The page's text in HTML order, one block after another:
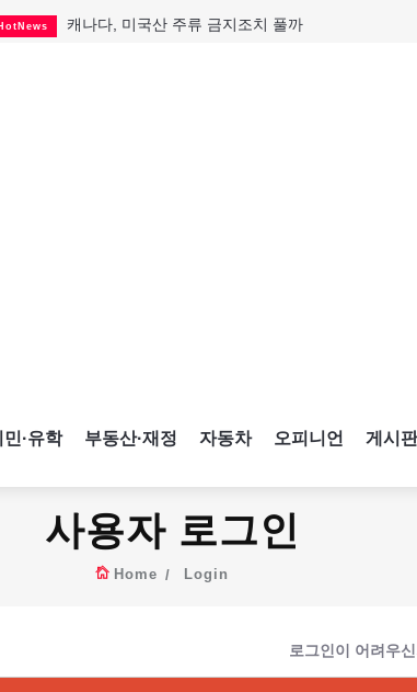
HotNews 캐나다, 미국산 주류 금지조치 풀까
민·유학 부동산·재정 자동차 오피니언 게시판
사용자 로그인
Home Login
로그인이 어려우